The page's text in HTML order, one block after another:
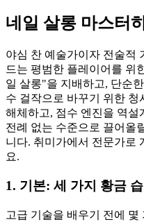
네일 살롱 마스터
야심 찬 예술가이자 전술적
드는 평범한 플레이어를 위
일 살롱"을 지배하고, 단순
수 걸작으로 바꾸기 위한
해체하고, 점수 엔진을 역설
전례 없는 수준으로 끌어올
니다. 취미가에서 전문가로
요.
1. 기본: 세 가지 황금
고급 기술을 배우기 전에